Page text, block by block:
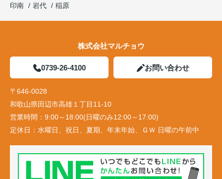
印南
岩代 稲原
株式会社マルチョウ
0739-26-4100 お問い合わせ
〒646-0028
和歌山県田辺市高雄１丁目11-10
営業時間： 9:00～18:00(日曜のみ12:00～17:00)
定休日： 水曜日、祝日、夏期、年末年始、ＧＷ 日曜の午前中